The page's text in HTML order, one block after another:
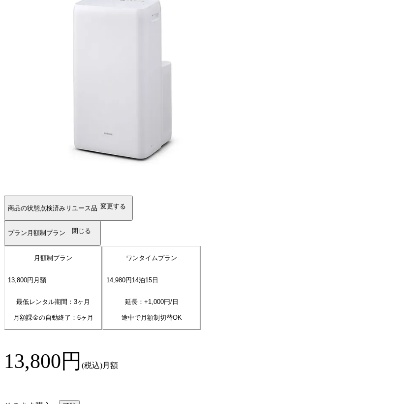
商品の状態点検済みリユース品 変更する
プラン 月額制プラン 閉じる
月額制プラン
13,800円 月額
最低レンタル期間：3ヶ月
月額課金の自動終了： 6ヶ月
ワンタイムプラン
14,980円14泊15日
延長：+1,000円/日
途中で月額制切替OK
13,800円 (税込)月額